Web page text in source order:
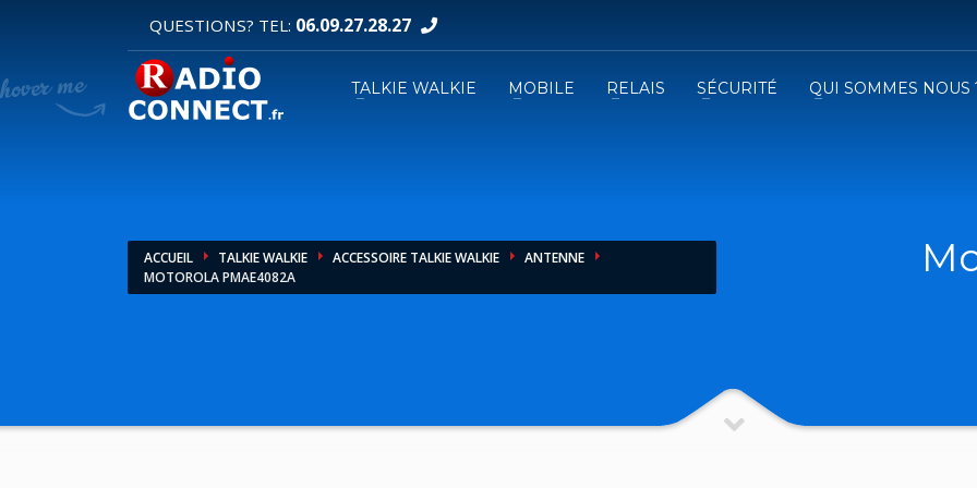
DEMANDE DE DEVIS
1 Sélectionnez vos produits.
QUESTIONS? TEL: 06.09.27.28.27
TALKIE WALKIE MOBILE RELAIS SÉCURITÉ QUI SOMMES NOUS
ACCUEIL TALKIE WALKIE ACCESSOIRE TALKIE WALKIE
ANTENNE
MOTOROLA PMAE4082A